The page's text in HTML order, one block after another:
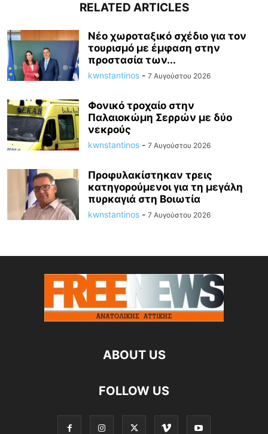
RELATED ARTICLES
Νέο χωροταξικό σχέδιο για τον
τουρισμό με έμφαση στην
προστασία των...
kwnstantinos - 7 Αυγούστου 2026
Φονικό τροχαίο στην
Παλαιοκώμη Σερρών με δύο
νεκρούς
kwnstantinos - 7 Αυγούστου 2026
Προφυλακίστηκαν τρεις
κατηγορούμενοι για τη μεγάλη
πυρκαγιά στη Βοιωτία
kwnstantinos - 7 Αυγούστου 2026
ABOUT US
FOLLOW US